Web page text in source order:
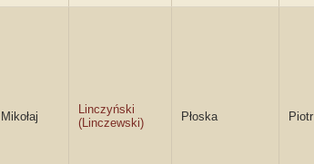
Mikołaj
Linczyński
(Linczewski)
Płoska Piotr